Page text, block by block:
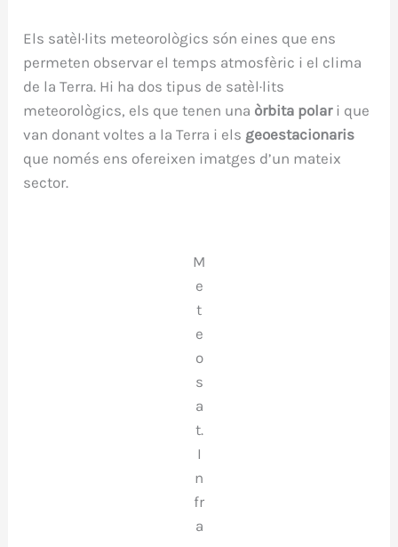
Els satèl·lits meteorològics són eines que ens
permeten observar el temps atmosfèric i el clima
de la Terra. Hi ha dos tipus de satèl·lits
meteorològics, els que tenen una òrbita polari que
van donant voltes a la Terra i els geoestacionaris
que només ens ofereixen imatges d’un mateix
sector.
M
e
t
e
o
s
a
t.
I
n
fr
a